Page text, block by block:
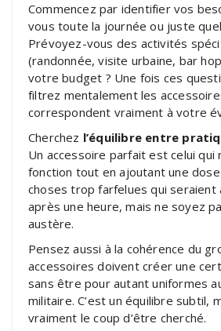
Commencez par identifier vos
vous toute la journée ou juste
Prévoyez-vous des activités
(randonnée, visite urbaine, bar
votre budget ? Une fois ces
filtrez mentalement les
correspondent vraiment à votre
Cherchez l’équilibre entre
Un accessoire parfait est celui qui
fonction tout en ajoutant une
choses trop farfelues qui seraient
après une heure, mais ne soyez
austère.
Pensez aussi à la cohérence du
accessoires doivent créer une
sans être pour autant uniformes
militaire. C’est un équilibre subtil,
vraiment le coup d’être cherché.